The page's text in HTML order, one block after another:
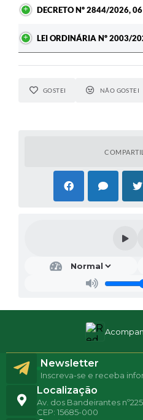
DECRETO Nº 2844/2026,
LEI ORDINÁRIA Nº 2003/
GOSTEI NÃO GOSTEI
Localização
Av. dos Bandeirantes
CEP: 15685-000
Newsletter
Inscreva-se e receba